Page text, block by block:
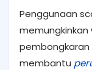
Penggunaan
pembongkaran
membantu